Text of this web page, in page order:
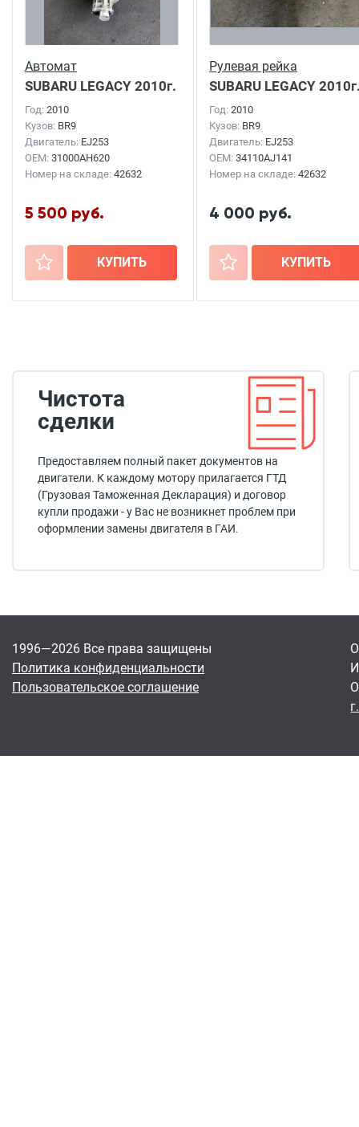
Автомат
SUBARU LEGACY 2010г.
Год: 2010
Кузов: BR9
Двигатель: EJ253
OEM: 31000AH620
Номер на складе: 42632
5 500 руб.
+ КУПИТЬ
Рулевая рейка
SUBARU LEGACY
Год: 2010
Кузов: BR9
Двигатель: EJ253
OEM: 34110AJ141
Номер на складе: 42632
4 000 руб.
+ КУПИТЬ
Чистота
сделки
Предоставляем полный пакет документов на
двигатели. К каждому мотору прилагается ГТД
(Грузовая Таможенная Декларация) и договор
купли продажи - у Вас не возникнет проблем при
оформлении замены двигателя в ГАИ.
1996—2026 Все права защищены
Политика конфиденциальности
Пользовательское соглашение